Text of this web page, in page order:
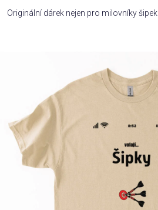
Rodina
Příležitosti
Domácnost
Originální dárek nejen pro milovníky šipek.